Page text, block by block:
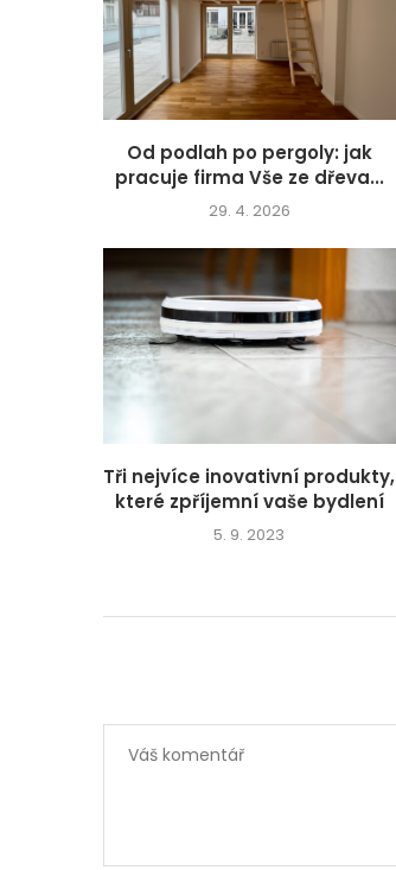
Od podlah po pergoly: jak
pracuje firma Vše ze dřeva...
29. 4. 2026
Tři nejvíce inovativní produkty,
které zpříjemní vaše bydlení
5. 9. 2023